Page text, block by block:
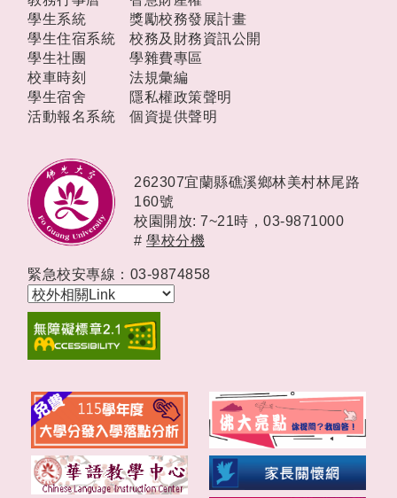
學生系統
學生住宿系統
學生社團
校車時刻
學生宿舍
活動報名系統
獎勵校務發展計畫
校務及財務資訊公開
學雜費專區
法規彙編
隱私權政策聲明
個資提供聲明
262307宜蘭縣礁溪鄉林美村林尾路
160號
校園開放: 7~21時， 03-9871000
# 學校分機
緊急校安專線：03-9874858